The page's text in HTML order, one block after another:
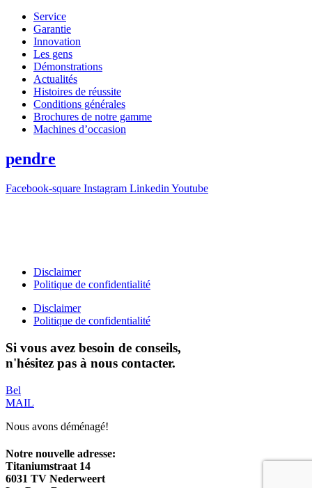
Service
Garantie
Innovation
Les gens
Démonstrations
Actualités
Histoires de réussite
Conditions générales
Brochures de notre gamme
Machines d’occasion
pendre
Facebook-square Instagram Linkedin Youtube
Disclaimer
Politique de confidentialité
Disclaimer
Politique de confidentialité
Si vous avez besoin de conseils,
n'hésitez pas à nous contacter.
Bel
MAIL
Nous avons déménagé!
Notre nouvelle adresse:
Titaniumstraat 14
6031 TV Nederweert